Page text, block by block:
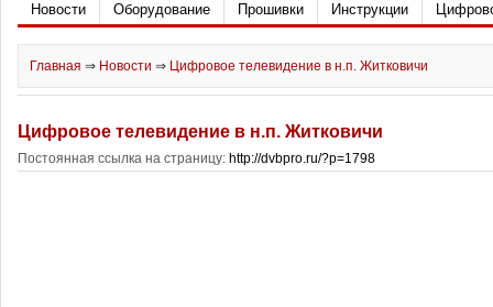
Новости Оборудование Прошивки Инструкции
Главная ⇒ Новости ⇒ Цифровое телевидение в н.п. Житковичи
Цифровое телевидение в н.п. Житковичи
Постоянная ссылка на страницу: http://dvbpro.ru/?p=1798